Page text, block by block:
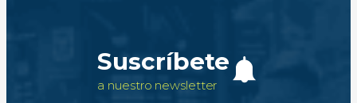
Suscríbete
a nuestro newsletter